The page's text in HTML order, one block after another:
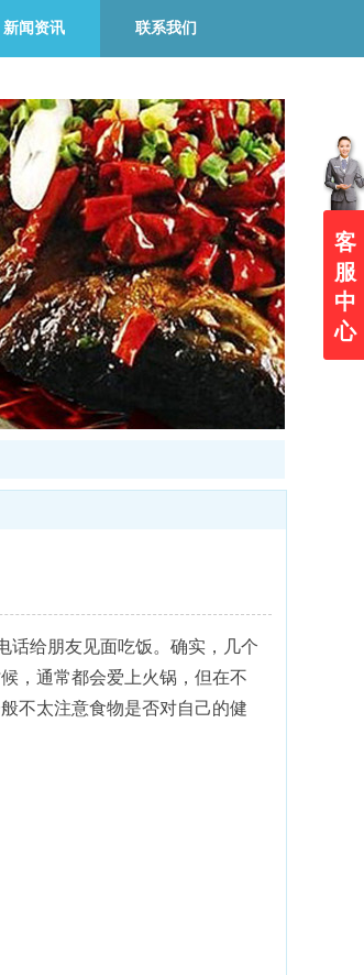
新闻资讯 联系我们
话给朋友见面吃饭。确实，几个
，通常都会爱上火锅，但在不
不太注意食物是否对自己的健
客
服
中
心